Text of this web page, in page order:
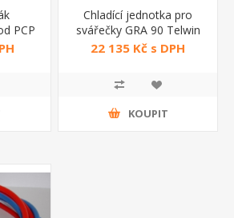
PCP
Chladící jednotka pro
svářečky GRA 90 Telwin
22 135 Kč s DPH
KOUPIT